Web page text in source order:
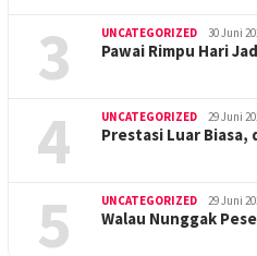
3 UNCATEGORIZED 30 Juni
Pawai Rimpu Hari
4 UNCATEGORIZED 29 Juni
Prestasi Luar
5 UNCATEGORIZED 29 Juni
Walau Nunggak